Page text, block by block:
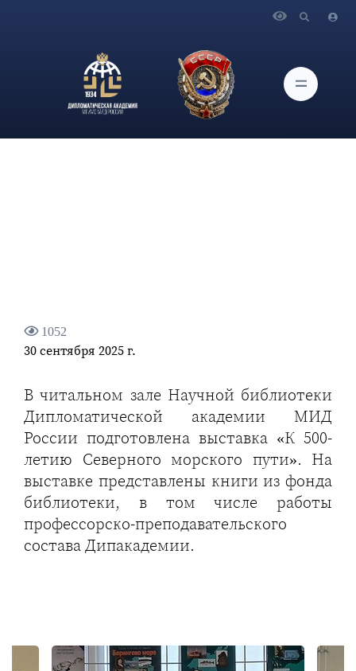
академии МИД России подготовлена выставка «К 500-летию
Северного морского пути»
1052
30 сентября 2025 г.
В читальном зале Научной библиотеки
Дипломатической академии МИД
России подготовлена выставка «К 500-
летию Северного морского пути». На
выставке представлены книги из фонда
библиотеки, в том числе работы
профессорско-преподавательского
состава Дипакадемии.